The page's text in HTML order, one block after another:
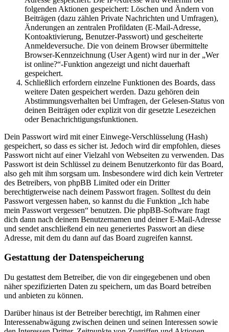
folgenden Aktionen gespeichert: Löschen und Ändern von
Beiträgen (dazu zählen Private Nachrichten und Umfragen),
Änderungen an zentralen Profildaten (E-Mail-Adresse,
Kontoaktivierung, Benutzer-Passwort) und gescheiterte
Anmeldeversuche. Die von deinem Browser übermittelte
Browser-Kennzeichnung (User Agent) wird nur in der „Wer
ist online?“-Funktion angezeigt und nicht dauerhaft
gespeichert.
Schließlich erfordern einzelne Funktionen des Boards, dass
weitere Daten gespeichert werden. Dazu gehören dein
Abstimmungsverhalten bei Umfragen, der Gelesen-Status von
deinen Beiträgen oder explizit von dir gesetzte Lesezeichen
oder Benachrichtigungsfunktionen.
Dein Passwort wird mit einer Einwege-Verschlüsselung (Hash)
gespeichert, so dass es sicher ist. Jedoch wird dir empfohlen, dieses
Passwort nicht auf einer Vielzahl von Webseiten zu verwenden. Das
Passwort ist dein Schlüssel zu deinem Benutzerkonto für das Board,
also geh mit ihm sorgsam um. Insbesondere wird dich kein Vertreter
des Betreibers, von phpBB Limited oder ein Dritter
berechtigterweise nach deinem Passwort fragen. Solltest du dein
Passwort vergessen haben, so kannst du die Funktion „Ich habe
mein Passwort vergessen“ benutzen. Die phpBB-Software fragt
dich dann nach deinem Benutzernamen und deiner E-Mail-Adresse
und sendet anschließend ein neu generiertes Passwort an diese
Adresse, mit dem du dann auf das Board zugreifen kannst.
Gestattung der Datenspeicherung
Du gestattest dem Betreiber, die von dir eingegebenen und oben
näher spezifizierten Daten zu speichern, um das Board betreiben
und anbieten zu können.
Darüber hinaus ist der Betreiber berechtigt, im Rahmen einer
Interessenabwägung zwischen deinen und seinen Interessen sowie